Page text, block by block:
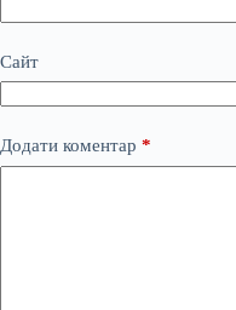
Сайт
Додати коментар *